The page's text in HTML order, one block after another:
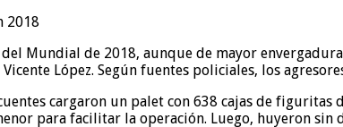
2018
Mundial de 2018, aunque de mayor
López. Según fuentes policiales, los
cargaron un palet con 638 cajas de
para facilitar la operación. Luego, huyeron sin